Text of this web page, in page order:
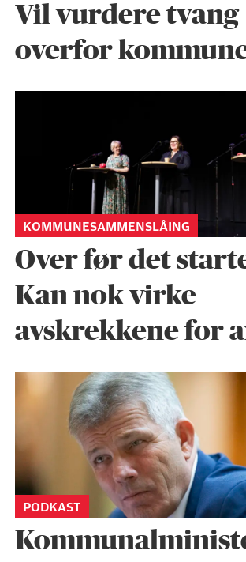
Vil vurdere tvang
overfor
KOMMUNESAMMENSLÅING
Over før det
Kan nok virke
avskrekkene for
PODKAST